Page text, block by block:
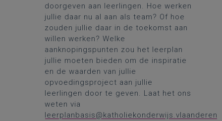
doorgeven aan leerlingen. Hoe werken
jullie daar nu al aan als team? Of hoe
zouden jullie daar in de toekomst aan
willen werken? Welke
aanknopingspunten zou het leerplan
jullie moeten bieden om de inspiratie
en de waarden van jullie
opvoedingsproject aan jullie
leerlingen door te geven. Laat het ons
weten via
leerplanbasis@katholiekonderwijs.vlaanderen